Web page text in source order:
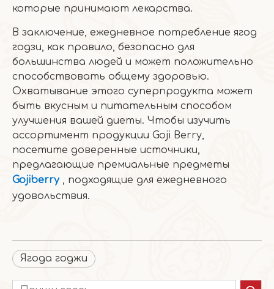
которые принимают лекарства.
В заключение, ежедневное потребление ягод
годзи, как правило, безопасно для
большинства людей и может положительно
способствовать общему здоровью.
Охватывание этого суперпродукта может
быть вкусным и питательным способом
улучшения вашей диеты. Чтобы изучить
ассортимент продукции Goji Berry,
посетите доверенные источники,
предлагающие премиальные предметы
Gojiberry , подходящие для ежедневного
удовольствия.
Ягода годжи